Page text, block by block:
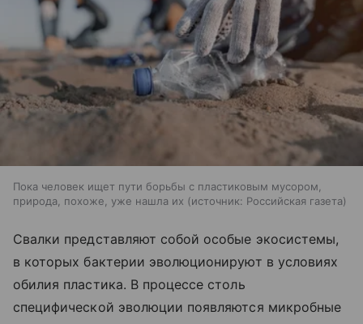
Пока человек ищет пути борьбы с пластиковым мусором,
природа, похоже, уже нашла их
источник: Российская газета
Свалки представляют собой особые экосистемы,
в которых бактерии эволюционируют в условиях
обилия пластика. В процессе столь
специфической эволюции появляются микробные